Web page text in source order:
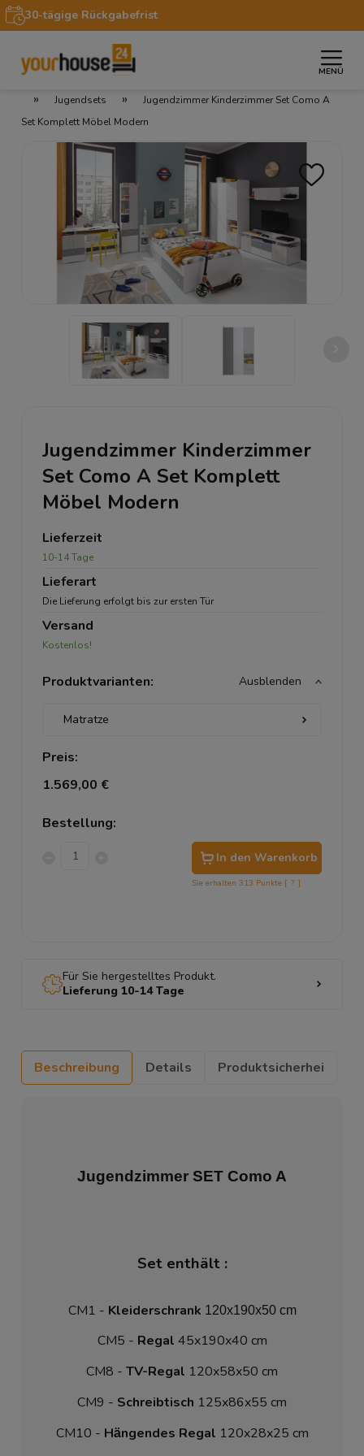
30-tägige Rückgabefrist
MENÜ
Startseite » Wohnbereiche
» Jugendsets »
Jugendzimmer Kinderzimmer Set Como A
Set Komplett Möbel Modern
Jugendzimmer Kinderzimmer
Set Como A Set Komplett
Möbel Modern
Lieferzeit
10-14 Tage
Lieferart
Die Lieferung erfolgt bis zur ersten Tür
Versand
Kostenlos!
Produktvarianten: Ausblenden
Preis:
1.569,00 €
Bestellung:
In den Warenkorb
Sie erhalten 313 Punkte [ ? ]
Für Sie hergestelltes Produkt.
Lieferung 10-14 Tage
Beschreibung Details Produktsicherhei
Jugendzimmer SET Como A
Set enthält :
CM1 - Kleiderschrank 120x190x50 cm
CM5 - Regal 45x190x40 cm
CM8 - TV-Regal 120x58x50 cm
CM9 - Schreibtisch 125x86x55 cm
CM10 - Hängendes Regal 120x28x25 cm